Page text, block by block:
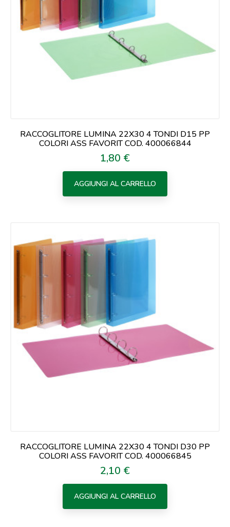
RACCOGLITORE LUMINA 22X30 4 TONDI D15 PP
COLORI ASS FAVORIT COD. 400066844
Prezzo
1,80 €
AGGIUNGI AL CARRELLO
RACCOGLITORE LUMINA 22X30 4 TONDI D30 PP
COLORI ASS FAVORIT COD. 400066845
Prezzo
2,10 €
AGGIUNGI AL CARRELLO